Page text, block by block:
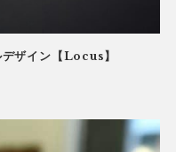
ザイン【Locus】